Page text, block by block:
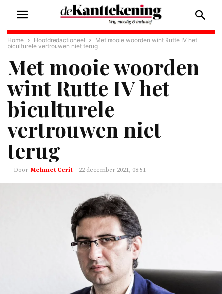
Home Hoofdredactioneel
Met mooie woorden wint Rutte IV het
biculturele vertrouwen niet terug
Met mooie woorden
wint Rutte IV het
biculturele
vertrouwen niet
terug
Mehmet Cerit - 22 december 2021, 08:51